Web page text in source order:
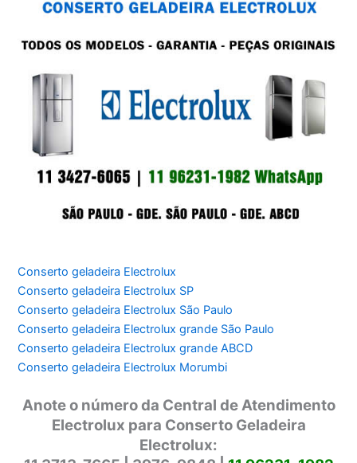
Conserto geladeira Electrolux
Conserto geladeira Electrolux SP
Conserto geladeira Electrolux São Paulo
Conserto geladeira Electrolux grande São Paulo
Conserto geladeira Electrolux grande ABCD
Conserto geladeira Electrolux Morumbi
Anote o número da Central de Atendimento
Electrolux para Conserto Geladeira
Electrolux: